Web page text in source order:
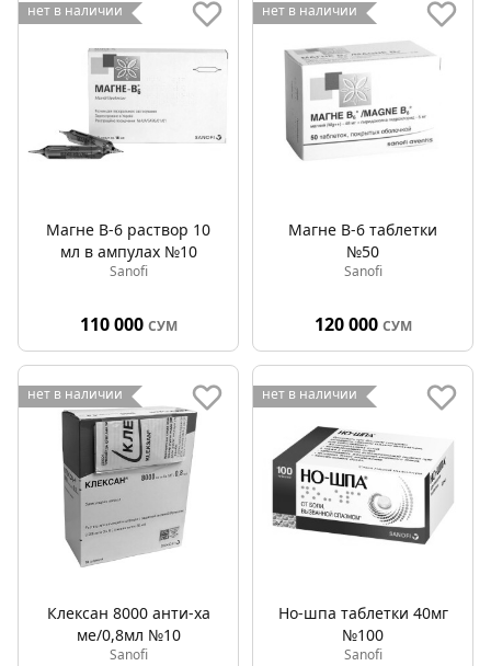
нет в наличии
Магне В-6 раствор 10
мл в ампулах №10
Sanofi
110 000 СУМ
нет в наличии
Магне В-6 таблетки
№50
Sanofi
120 000 СУМ
нет в наличии
Клексан 8000 анти-ха
ме/0,8мл №10
Sanofi
нет в наличии
Но-шпа таблетки 40мг
№100
Sanofi